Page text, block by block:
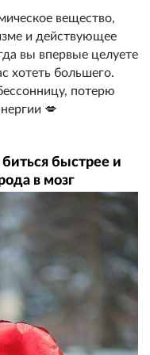
вещество,
и действующее
вы впервые целуете
хотеть большего.
потерю
💋
быстрее и
в мозг